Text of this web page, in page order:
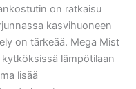
on ratkaisu
kasvihuoneen
on tärkeää. Mega Mist
lämpötilaan
lisää